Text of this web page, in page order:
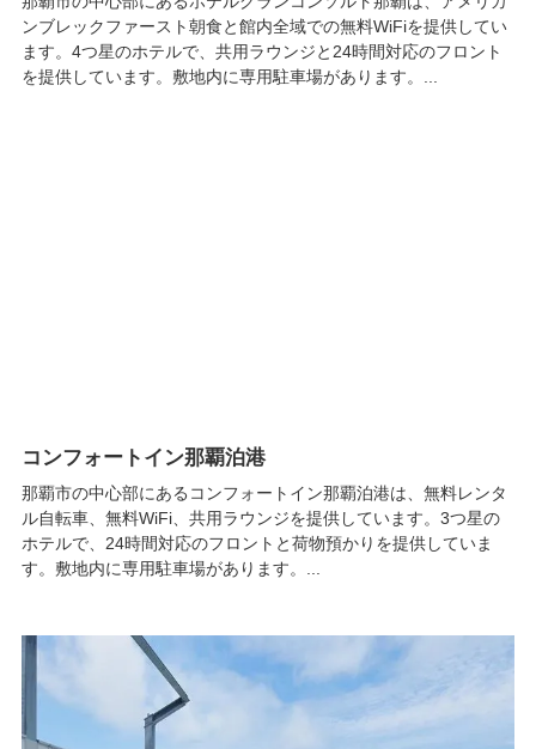
ンブレックファースト朝食と館内全域での無料WiFiを提供してい
ます。4つ星のホテルで、共用ラウンジと24時間対応のフロント
を提供しています。敷地内に専用駐車場があります。...
コンフォートイン那覇泊港
那覇市の中心部にあるコンフォートイン那覇泊港は、無料レンタ
ル自転車、無料WiFi、共用ラウンジを提供しています。3つ星の
ホテルで、24時間対応のフロントと荷物預かりを提供していま
す。敷地内に専用駐車場があります。...